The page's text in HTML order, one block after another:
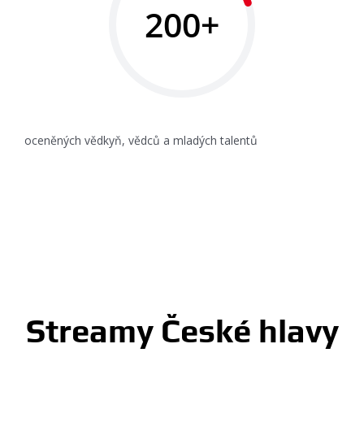
200+
oceněných vědkyň, vědců a mladých talentů
Streamy České hlavy